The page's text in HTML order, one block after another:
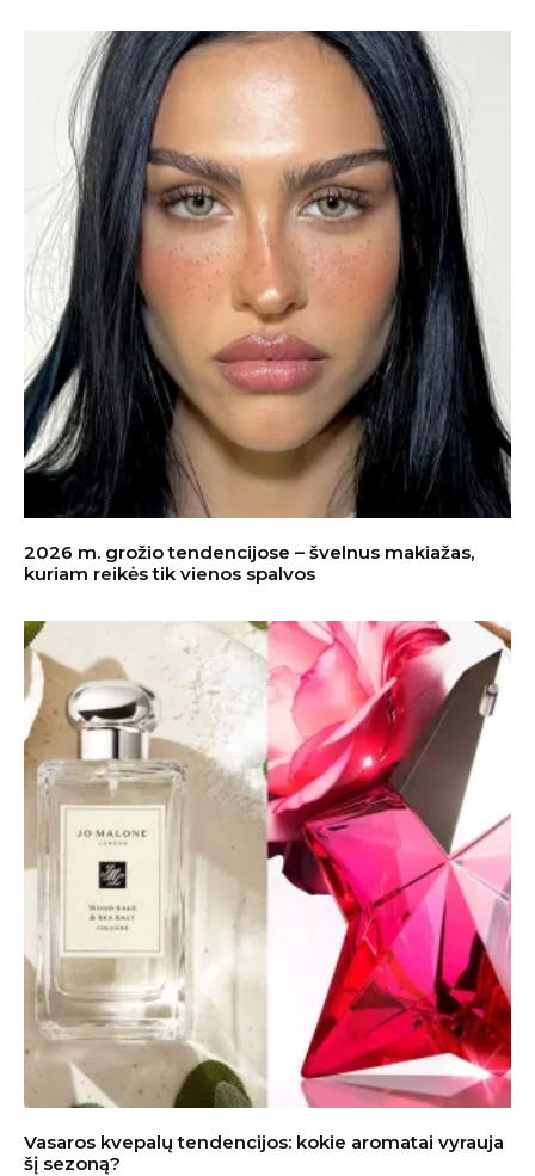
2026 m. grožio tendencijose – švelnus makiažas,
kuriam reikės tik vienos spalvos
Vasaros kvepalų tendencijos: kokie aromatai vyrauja
šį sezoną?